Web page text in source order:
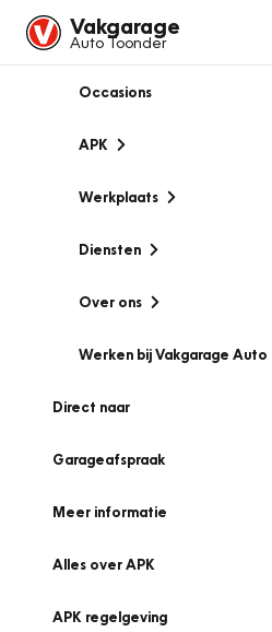
Vakgarage
Auto Toonder
Occasions
APK
Werkplaats
Diensten
Over ons
Werken bij Vakgarage Auto
Direct naar
Garageafspraak
Meer informatie
Alles over APK
APK regelgeving